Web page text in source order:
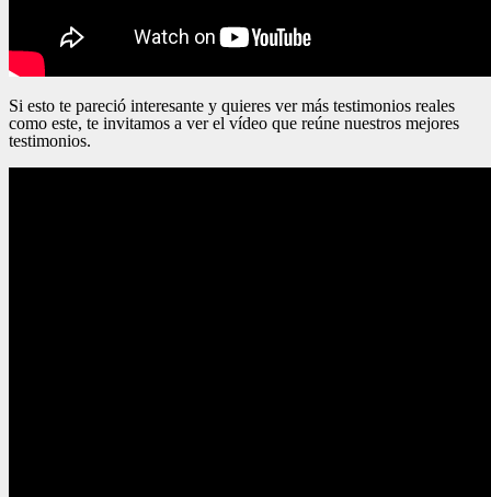
Si esto te pareció interesante y quieres ver más testimonios reales
como este, te invitamos a ver el vídeo que reúne nuestros mejores
testimonios.